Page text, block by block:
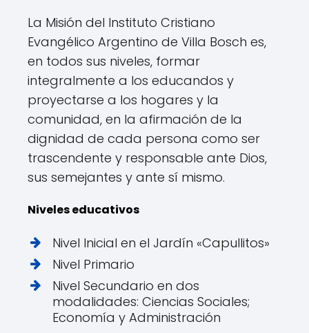
La Misión del Instituto Cristiano
Evangélico Argentino de Villa Bosch es,
en todos sus niveles, formar
integralmente a los educandos y
proyectarse a los hogares y la
comunidad, en la afirmación de la
dignidad de cada persona como ser
trascendente y responsable ante Dios,
sus semejantes y ante sí mismo.
Niveles educativos
Nivel Inicial en el Jardín «Capullitos»
Nivel Primario
Nivel Secundario en dos
modalidades: Ciencias Sociales;
Economía y Administración